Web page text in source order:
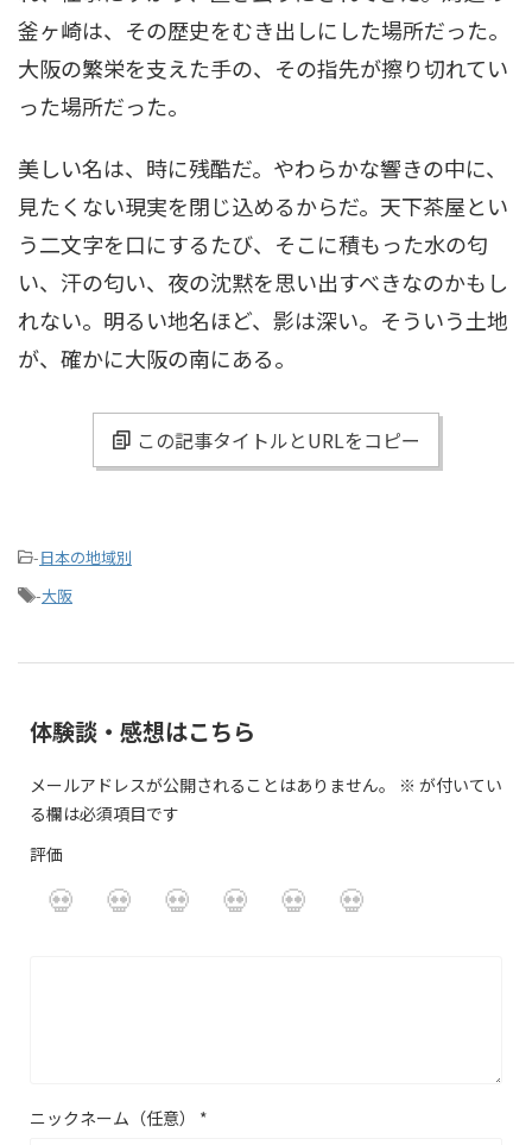
釜ヶ崎は、その歴史をむき出しにした場所だった。
大阪の繁栄を支えた手の、その指先が擦り切れてい
った場所だった。
美しい名は、時に残酷だ。やわらかな響きの中に、
見たくない現実を閉じ込めるからだ。天下茶屋とい
う二文字を口にするたび、そこに積もった水の匂
い、汗の匂い、夜の沈黙を思い出すべきなのかもし
れない。明るい地名ほど、影は深い。そういう土地
が、確かに大阪の南にある。
この記事タイトルとURLをコピー
-日本の地域別
-大阪
体験談・感想はこちら
メールアドレスが公開されることはありません。 ※ が付いてい
る欄は必須項目です
評価
ニックネーム（任意） *